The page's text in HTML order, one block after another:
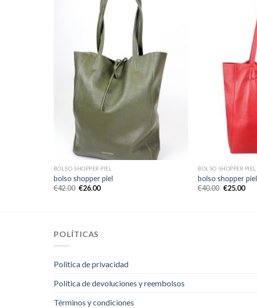
BOLSO SHOPPER PIEL
bolso shopper piel
€42.00 €26.00
BOLSO SHOPPER PIEL
bolso shopper piel
€40.00 €25.00
POLÍTICAS
Politica de privacidad
Política de devoluciones y reembolsos
Términos y condiciones